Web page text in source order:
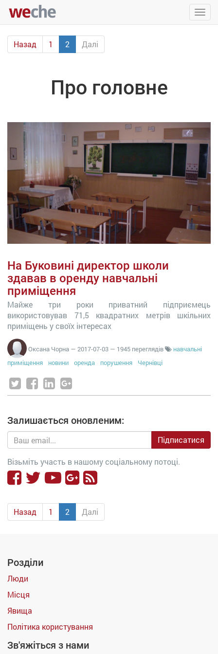
Назад
1 2 Далі
Про головне
На Буковині директор школи
здавав в оренду навчальні
приміщення
Майже три роки приватний підприємець
використовував 71,5 квадратних метрів шкільних
приміщень у своїх інтересах
Оксана Чорна — 2017-07-03 — 1945 переглядів
навчальні
приміщення
новини оренда порушення Чернівці
Залишається оновленим:
Підписатися
Візьміть участь в нашому соціальному потоці.
Назад 1 2 Далі
Розділи
Люди
Місця
Явища
Політика користування
Зв'яжіться з нами